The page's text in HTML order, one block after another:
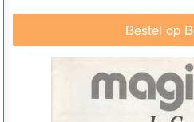
Bestel op